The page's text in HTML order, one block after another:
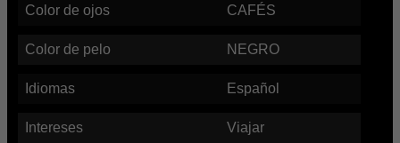
Color de ojos CAFÉS
Color de pelo NEGRO
Idiomas Español
Intereses Viajar